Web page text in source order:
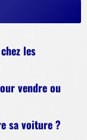
les
vendre ou
sa voiture ?